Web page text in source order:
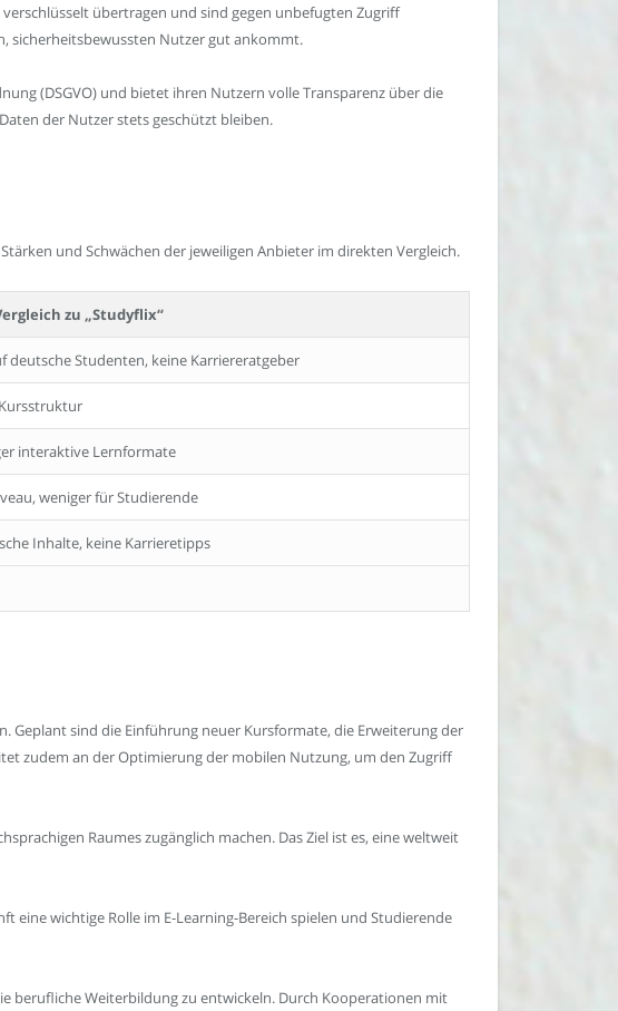
übertragen und sind gegen unbefugten Zugriff
sicherheitsbewussten Nutzer gut ankommt.
(DSGVO) und bietet ihren Nutzern volle Transparenz über die
der Nutzer stets geschützt bleiben.
und Schwächen der jeweiligen Anbieter im direkten Vergleich.
zu „Studyflix“
deutsche Studenten, keine Karriereratgeber
interaktive Lernformate
weniger für Studierende
Inhalte, keine Karrieretipps
Geplant sind die Einführung neuer Kursformate, die Erweiterung der
zudem an der Optimierung der mobilen Nutzung, um den Zugriff
Raumes zugänglich machen. Das Ziel ist es, eine weltweit
wichtige Rolle im E-Learning-Bereich spielen und Studierende
berufliche Weiterbildung zu entwickeln. Durch Kooperationen mit